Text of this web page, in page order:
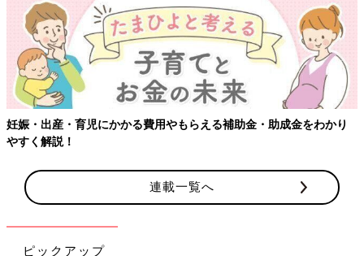
妊娠・出産・育児にかかる費用やもらえる補助金・助成金をわかり
やすく解説！
連載一覧へ
ピックアップ